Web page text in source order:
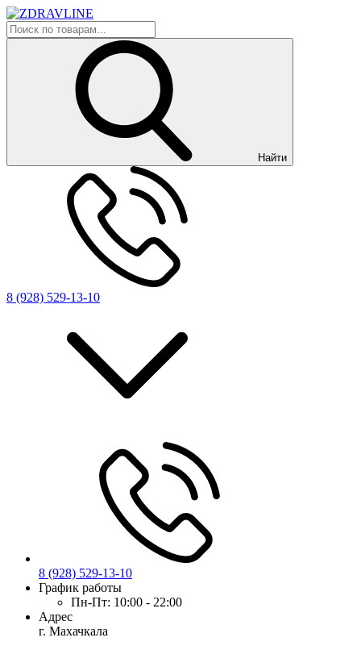
Найти
8 (928) 529-13-10
8 (928) 529-13-10
График работы
Пн-Пт: 10:00 - 22:00
Адрес
г. Махачкала